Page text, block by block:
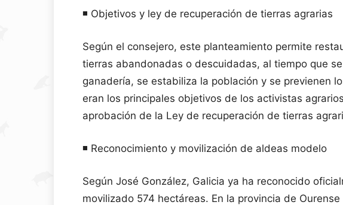
◾️ Objetivos y ley de recuperación de tierras agrarias
Según el consejero, este planteamiento permite
tierras abandonadas o descuidadas, al tiempo que
ganadería, se estabiliza la población y se previenen
eran los principales objetivos de los activistas
aprobación de la Ley de recuperación de tierras
◾️ Reconocimiento y movilización de aldeas modelo
Según José González, Galicia ya ha reconocido
movilizado 574 hectáreas. En la provincia de